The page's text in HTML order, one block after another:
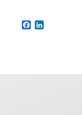
Facebook